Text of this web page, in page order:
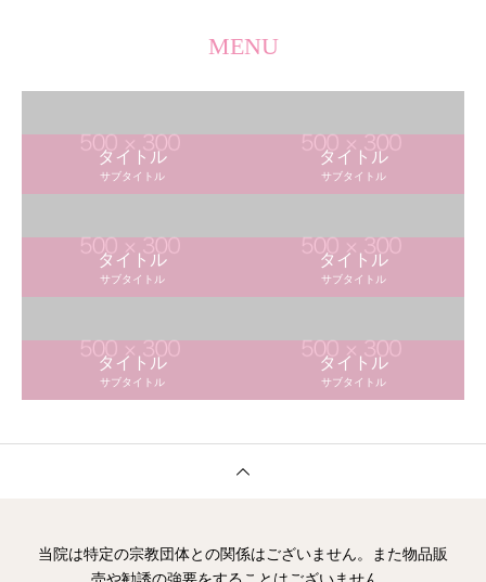
MENU
タイトル
サブタイトル
タイトル
サブタイトル
タイトル
サブタイトル
タイトル
サブタイトル
タイトル
サブタイトル
タイトル
サブタイトル
当院は特定の宗教団体との関係はございません。また物品販